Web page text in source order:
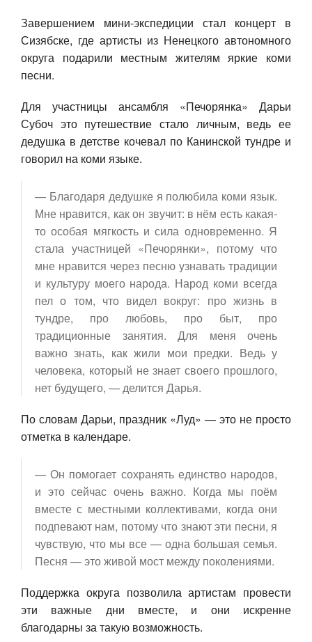
Завершением мини-экспедиции стал концерт в
Сизябске, где артисты из Ненецкого автономного
округа подарили местным жителям яркие коми
песни.
Для участницы ансамбля «Печорянка» Дарьи
Субоч это путешествие стало личным, ведь ее
дедушка в детстве кочевал по Канинской тундре и
говорил на коми языке.
— Благодаря дедушке я полюбила коми язык.
Мне нравится, как он звучит: в нём есть какая-
то особая мягкость и сила одновременно. Я
стала участницей «Печорянки», потому что
мне нравится через песню узнавать традиции
и культуру моего народа. Народ коми всегда
пел о том, что видел вокруг: про жизнь в
тундре, про любовь, про быт, про
традиционные занятия. Для меня очень
важно знать, как жили мои предки. Ведь у
человека, который не знает своего прошлого,
нет будущего, — делится Дарья.
По словам Дарьи, праздник «Луд» — это не просто
отметка в календаре.
— Он помогает сохранять единство народов,
и это сейчас очень важно. Когда мы поём
вместе с местными коллективами, когда они
подпевают нам, потому что знают эти песни, я
чувствую, что мы все — одна большая семья.
Песня — это живой мост между поколениями.
Поддержка округа позволила артистам провести
эти важные дни вместе, и они искренне
благодарны за такую возможность.